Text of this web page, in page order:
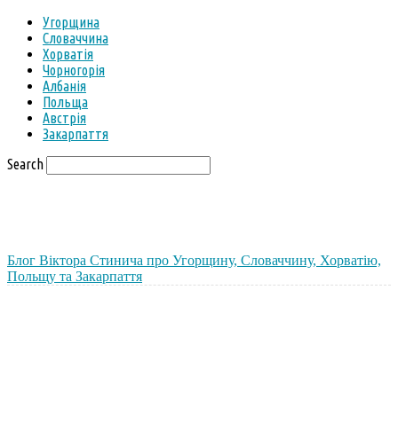
Угорщина
Словаччина
Хорватія
Чорногорія
Албанія
Польща
Австрія
Закарпаття
Search
Блог Віктора Стинича про Угорщину, Словаччину, Хорватію,
Польщу та Закарпаття